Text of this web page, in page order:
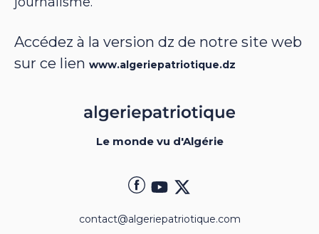
Accédez à la version dz de notre site web
sur ce lien www.algeriepatriotique.dz
Le monde vu d'Algérie
contact@algeriepatriotique.com